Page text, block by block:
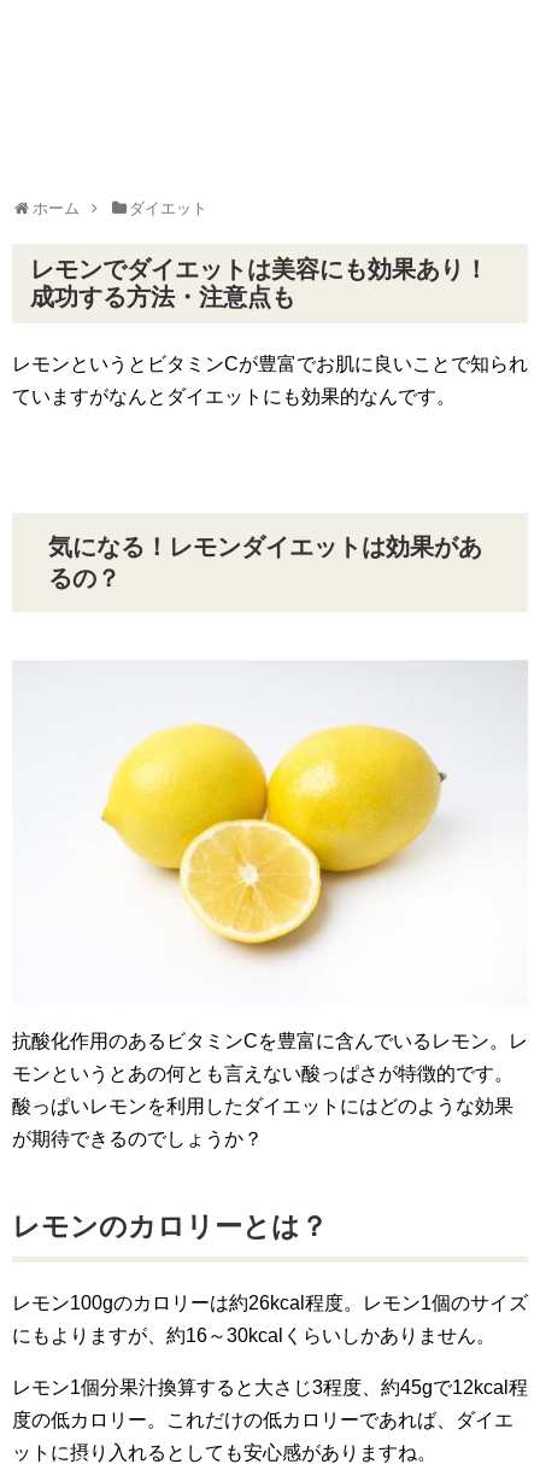
ホーム ダイエット
レモンでダイエットは美容にも効果あり！
成功する方法・注意点も
レモンというとビタミンCが豊富でお肌に良いことで知られ
ていますがなんとダイエットにも効果的なんです。
気になる！レモンダイエットは効果があ
るの？
抗酸化作用のあるビタミンCを豊富に含んでいるレモン。レ
モンというとあの何とも言えない酸っぱさが特徴的です。
酸っぱいレモンを利用したダイエットにはどのような効果
が期待できるのでしょうか？
レモンのカロリーとは？
レモン100gのカロリーは約26kcal程度。レモン1個のサイズ
にもよりますが、約16～30kcalくらいしかありません。
レモン1個分果汁換算すると大さじ3程度、約45gで12kcal程
度の低カロリー。これだけの低カロリーであれば、ダイエ
ットに摂り入れるとしても安心感がありますね。